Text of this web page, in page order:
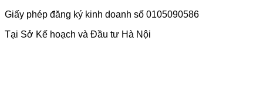
Giấy phép đăng ký kinh doanh số 0105090586
Tại Sở Kế hoạch và Đầu tư Hà Nội